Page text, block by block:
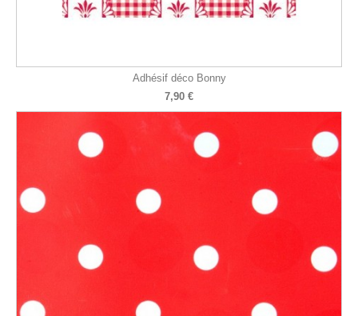
Adhésif déco Bonny
7,90 €